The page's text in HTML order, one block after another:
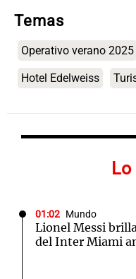
Temas
Operativo verano 2025
Hotel Edelweiss
01:02 Mundo
Lionel Messi
del Inter Miami